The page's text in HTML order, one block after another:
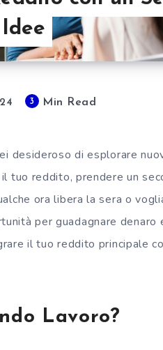
3 Min Read
desideroso di esplorare
tuo reddito, prendere un
ora libera la sera o
per guadagnare denaro
il tuo reddito principale
Lavoro?